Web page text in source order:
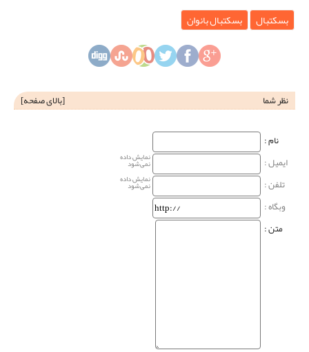
بسکتبال بسکتبال بانوان
نظر شما [بالای صفحه]
نام‌ :
ایمیل :
نمایش داده
نمی‌شود
تلفن : نمایش داده
نمی‌شود
وبگاه‌ :
متن :